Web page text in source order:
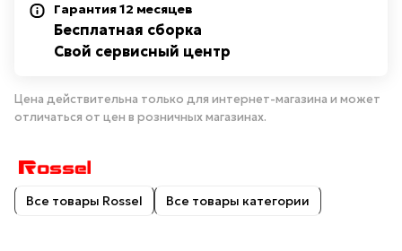
Гарантия 12 месяцев
Бесплатная сборка
Свой сервисный центр
Цена действительна только для интернет-магазина и может
отличаться от цен в розничных магазинах.
Все товары Rossel Все товары категории